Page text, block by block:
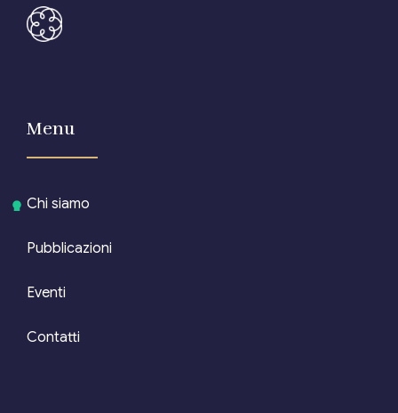
Menu
Chi siamo
Pubblicazioni
Eventi
Contatti